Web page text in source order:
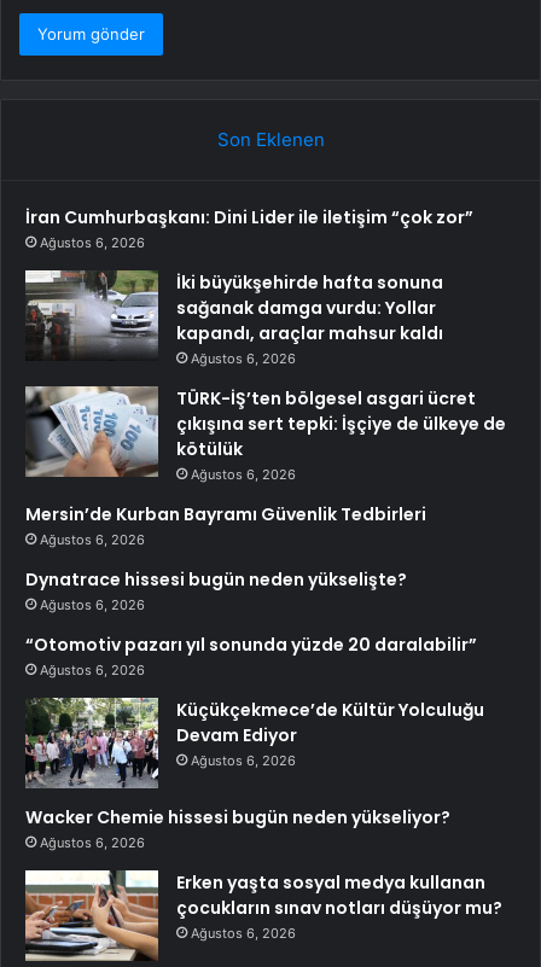
Son Eklenen
İran Cumhurbaşkanı: Dini Lider ile iletişim “çok zor”
Ağustos 6, 2026
İki büyükşehirde hafta sonuna
sağanak damga vurdu: Yollar
kapandı, araçlar mahsur kaldı
Ağustos 6, 2026
TÜRK-İŞ’ten bölgesel asgari ücret
çıkışına sert tepki: İşçiye de ülkeye de
kötülük
Ağustos 6, 2026
Mersin’de Kurban Bayramı Güvenlik Tedbirleri
Ağustos 6, 2026
Dynatrace hissesi bugün neden yükselişte?
Ağustos 6, 2026
“Otomotiv pazarı yıl sonunda yüzde 20 daralabilir”
Ağustos 6, 2026
Küçükçekmece’de Kültür Yolculuğu
Devam Ediyor
Ağustos 6, 2026
Wacker Chemie hissesi bugün neden yükseliyor?
Ağustos 6, 2026
Erken yaşta sosyal medya kullanan
çocukların sınav notları düşüyor mu?
Ağustos 6, 2026